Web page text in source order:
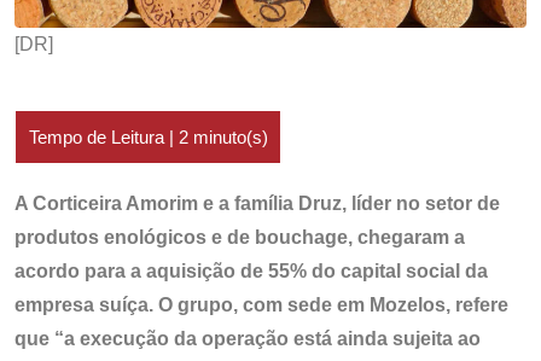
[DR]
A Corticeira Amorim e a família Druz, líder no setor de
produtos enológicos e de bouchage, chegaram a
acordo para a aquisição de 55% do capital social da
empresa suíça. O grupo, com sede em Mozelos, refere
que “a execução da operação está ainda sujeita ao